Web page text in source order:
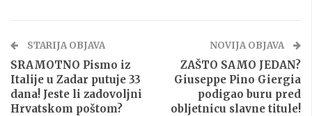
STARIJA OBJAVA
SRAMOTNO Pismo iz
Italije u Zadar putuje 33
dana! Jeste li zadovoljni
Hrvatskom poštom?
NOVIJA OBJAVA
ZAŠTO SAMO JEDAN?
Giuseppe Pino Giergia
podigao buru pred
obljetnicu slavne titule!